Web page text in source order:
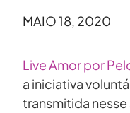
MAIO 18, 2020
Live Amor por
a iniciativa
transmitida